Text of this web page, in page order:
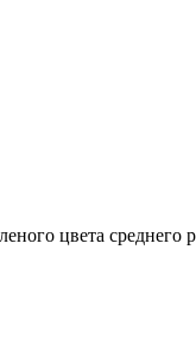
цвета среднего